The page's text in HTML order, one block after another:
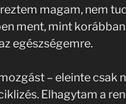
magam, nem
ment, mint
egészségemre.
– eleinte csak
Elhagytam a